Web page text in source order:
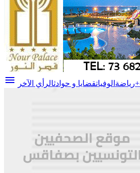
menu رياضة الوفياتقضايا و حوادثالرأي الآخر